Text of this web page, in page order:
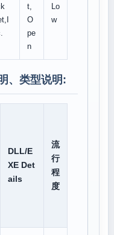
t,
O
pe
n
Lo
w
、类型说明:
DLL/E
XE Det
ails
流
行
程
度